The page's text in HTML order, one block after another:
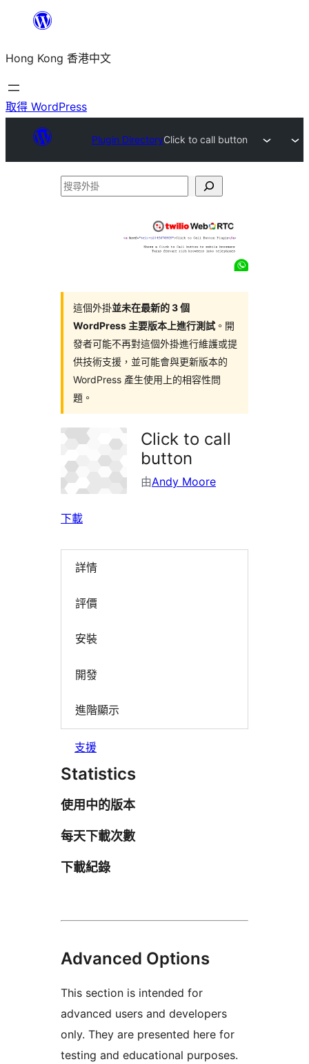
主
要
內
Hong Kong 香港中文
取得 WordPress
Plugin DirectoryClick to call button
搜
這個外掛並未在最新的 3 個
WordPress 主要版本上進行測試 。開
發者可能不再對這個外掛進行維護或提
供技術支援，並可能會與更新版本的
WordPress 產生使用上的相容性問
題。
Click to call
button
由Andy Moore
下載
詳情
評價
安裝
開發
進階顯示
支援
Statistics
使用中的版本
每天下載次數
下載紀錄
Advanced Options
This section is intended for
advanced users and developers
only. They are presented here for
testing and educational purposes.